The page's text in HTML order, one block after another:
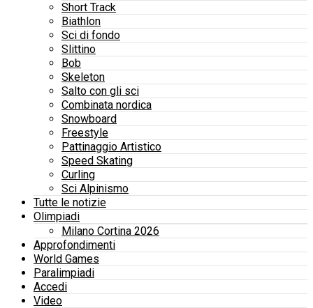
Short Track
Biathlon
Sci di fondo
Slittino
Bob
Skeleton
Salto con gli sci
Combinata nordica
Snowboard
Freestyle
Pattinaggio Artistico
Speed Skating
Curling
Sci Alpinismo
Tutte le notizie
Olimpiadi
Milano Cortina 2026
Approfondimenti
World Games
Paralimpiadi
Accedi
Video